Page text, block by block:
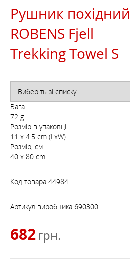
Рушник похідний
ROBENS Fjell
Trekking Towel S
Вага
72 g
Розмір в упаковці
11 x 4.5 cm (LxW)
Розмір, см
40 x 80 cm
Код товара 44984
Артикул виробника 690300
682грн.